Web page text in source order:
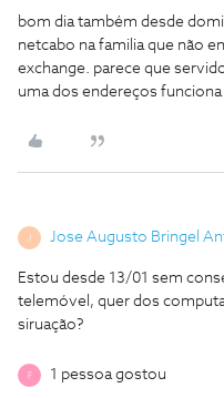
bom dia também desde
netcabo na familia que não
exchange. parece que
uma dos endereços
Jose Augusto Bringel
Estou desde 13/01 sem
telemóvel, quer dos
siruação?
F 1 pessoa gostou